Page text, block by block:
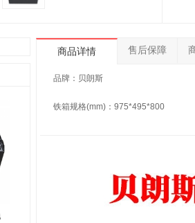
商品详情 售后保障
品牌：贝朗斯
铁箱规格(mm)：975*495*800